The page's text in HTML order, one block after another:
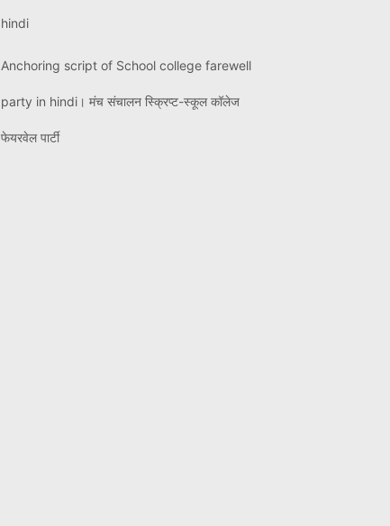
hindi
Anchoring script of School college farewell
party in hindi। मंच संचालन स्क्रिप्ट-स्कूल कॉलेज
फेयरवेल पार्टी